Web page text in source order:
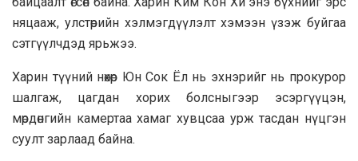
няцааж, улстөрийн хэлмэгдүүлэлт хэмээн үзэж буйгаа
сэтгүүлчдэд ярьжээ.
Харин түүний нөхөр Юн Сок Ёл нь эхнэрийг нь прокурор
шалгаж, цагдан хорих болсныгээр эсэргүүцэн,
мөрдөнгийн камертаа хамаг хувцсаа урж тасдан нүцгэн
суулт зарлаад байна.